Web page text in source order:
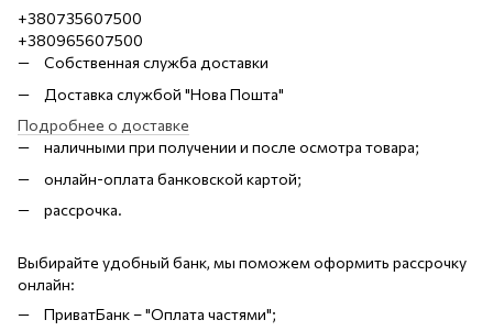
+380735607500
+380965607500
Собственная служба доставки
Доставка службой "Нова Пошта"
Подробнее о доставке
наличными при получении и после осмотра товара;
онлайн-оплата банковской картой;
рассрочка.
Выбирайте удобный банк, мы поможем оформить рассрочку
онлайн:
ПриватБанк – "Оплата частями";